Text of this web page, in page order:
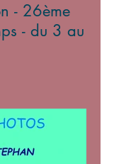
- 26ème
- du 3 au